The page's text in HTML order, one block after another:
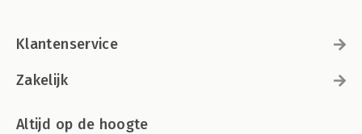
Klantenservice
Zakelijk
Altijd op de hoogte